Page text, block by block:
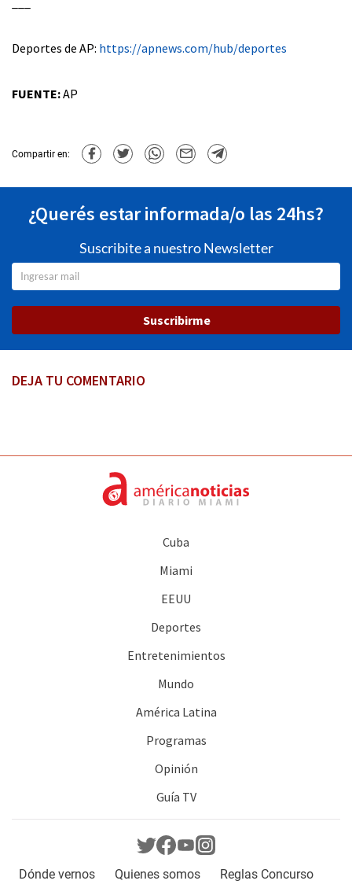
Deportes de AP: https://apnews.com/hub/deportes
FUENTE:AP
Compartir en:
¿Querés estar informada/o las 24hs?
Suscribite a nuestro Newsletter
Suscribirme
DEJA TU COMENTARIO
Cuba
Miami
EEUU
Deportes
Entretenimientos
Mundo
América Latina
Programas
Opinión
Guía TV
Dónde vernos Quienes somos Reglas Concurso